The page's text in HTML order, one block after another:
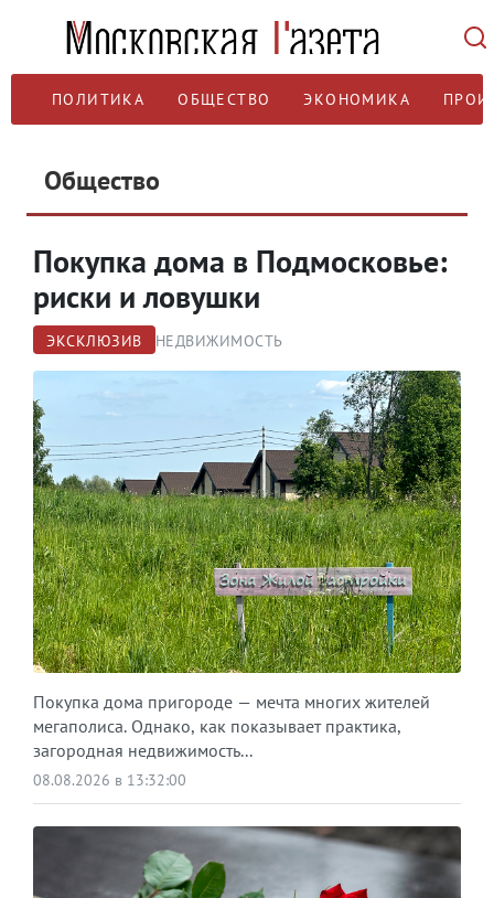
ПОЛИТИКА ОБЩЕСТВО ЭКОНОМИКА
Общество
Покупка дома в Подмосковье:
риски и ловушки
ЭКСКЛЮЗИВ НЕДВИЖИМОСТЬ
Покупка дома пригороде — мечта многих жителей
мегаполиса. Однако, как показывает практика,
загородная недвижимость...
08.08.2026 в 13:32:00